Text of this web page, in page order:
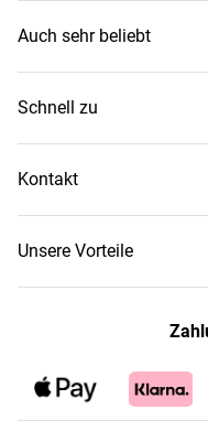
Auch sehr beliebt
Schnell zu
Kontakt
Unsere Vorteile